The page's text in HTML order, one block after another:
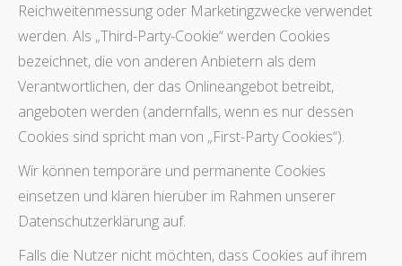
Reichweitenmessung oder Marketingzwecke verwendet
werden. Als „Third-Party-Cookie“ werden Cookies
bezeichnet, die von anderen Anbietern als dem
Verantwortlichen, der das Onlineangebot betreibt,
angeboten werden (andernfalls, wenn es nur dessen
Cookies sind spricht man von „First-Party Cookies“).
Wir können temporäre und permanente Cookies
einsetzen und klären hierüber im Rahmen unserer
Datenschutzerklärung auf.
Falls die Nutzer nicht möchten, dass Cookies auf ihrem